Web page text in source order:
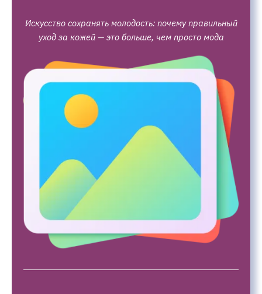
Искусство сохранять молодость: почему правильный
уход за кожей — это больше, чем просто мода